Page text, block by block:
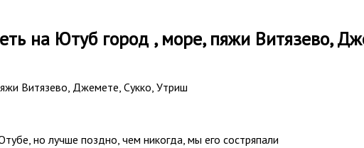
на Ютуб город , море, пяжи Витязево,
Витязево, Джемете, Сукко, Утриш
но лучше поздно, чем никогда, мы его состряпали